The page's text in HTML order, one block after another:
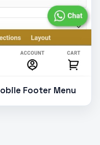
Footer Menu